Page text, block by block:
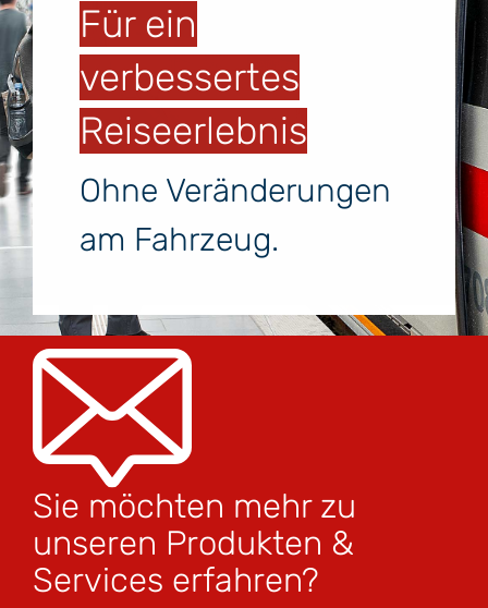
Für ein
verbessertes
Reiseerlebnis
Ohne Veränderungen
am Fahrzeug.
Sie möchten mehr zu
unseren Produkten &
Services erfahren?